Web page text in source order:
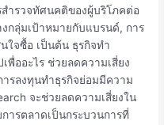
ารวจทัศนคติของผู้บริโภคต่อ
กลุ่มเป้าหมายกับแบรนด์, การ
ใจซื้อ เป็นต้น ธุรกิจทำ
พื่ออะไร ช่วยลดความเสี่ยง
รลงทุนทำธุรกิจย่อมมีความ
จะช่วยลดความเสี่ยงใน
ารตลาดเป็นกระบวนการที่